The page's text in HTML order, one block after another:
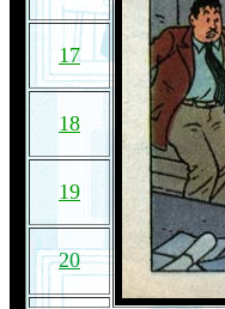
17
18
19
20